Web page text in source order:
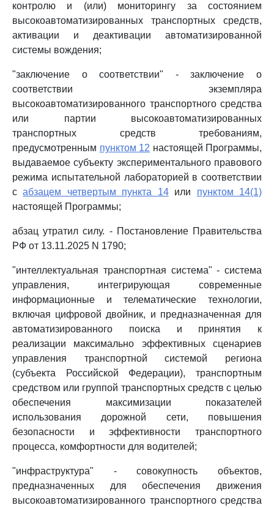
контролю и (или) мониторингу за состоянием
высокоавтоматизированных транспортных средств,
активации и деактивации автоматизированной
системы вождения;
"заключение о соответствии" - заключение о
соответствии экземпляра
высокоавтоматизированного транспортного средства
или партии высокоавтоматизированных
транспортных средств требованиям,
предусмотренным пунктом 12 настоящей Программы,
выдаваемое субъекту экспериментального правового
режима испытательной лабораторией в соответствии
сабзацем четвертым пункта 14или пунктом 14(1)
настоящей Программы;
абзац утратил силу. - Постановление Правительства
РФ от 13.11.2025 N 1790;
"интеллектуальная транспортная система" - система
управления, интегрирующая современные
информационные и телематические технологии,
включая цифровой двойник, и предназначенная для
автоматизированного поиска и принятия к
реализации максимально эффективных сценариев
управления транспортной системой региона
(субъекта Российской Федерации), транспортным
средством или группой транспортных средств с целью
обеспечения максимизации показателей
использования дорожной сети, повышения
безопасности и эффективности транспортного
процесса, комфортности для водителей;
"инфраструктура" - совокупность объектов,
предназначенных для обеспечения движения
высокоавтоматизированного транспортного средства